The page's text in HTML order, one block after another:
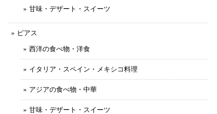
甘味・デザート・スイーツ
ピアス
西洋の食べ物・洋食
イタリア・スペイン・メキシコ料理
アジアの食べ物・中華
甘味・デザート・スイーツ